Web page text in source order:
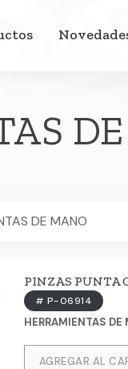
PINZAS PUNTA
# P-06914
HERRAMIENTAS DE
AGREGAR AL